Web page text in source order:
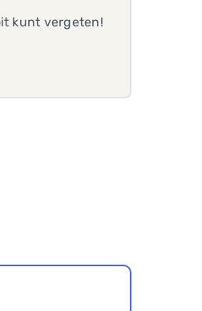
kunt vergeten!